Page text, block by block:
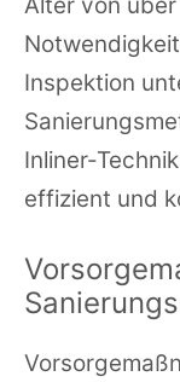
Inspektion
Inliner-
effizient und